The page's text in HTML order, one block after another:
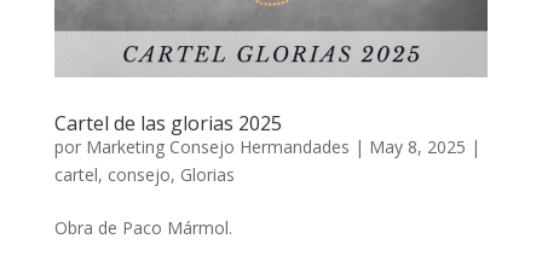
Cartel de las glorias 2025
por Marketing Consejo Hermandades | May 8, 2025 |
cartel, consejo, Glorias
Obra de Paco Mármol.